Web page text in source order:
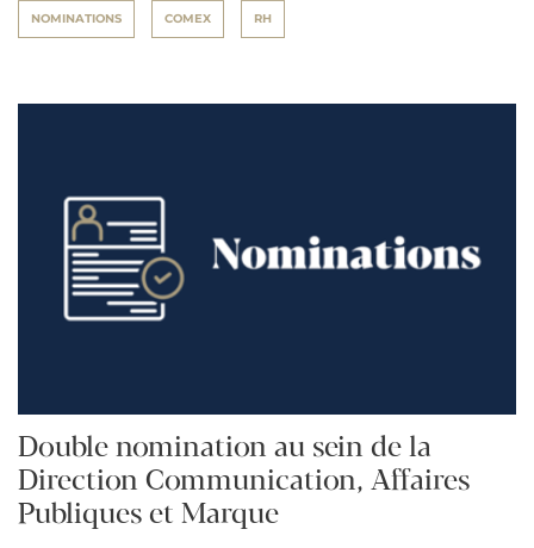
NOMINATIONS COMEX RH
Double nomination au sein de la
Direction Communication, Affaires
Publiques et Marque